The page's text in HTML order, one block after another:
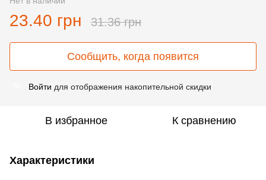
23.40 грн 31.36 грн
Сообщить, когда появится
Войти для отображения накопительной скидки
В избранное К сравнению
Характеристики